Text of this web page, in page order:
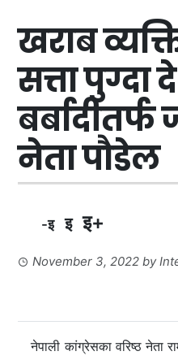
खराब
सत्ता पुग्दा
बर्बादीतर्फ
नेता पौडेल
-इ इ इ+
November 3, 2022 by
नेपाली कांग्रेसका वरिष्ठ नेता